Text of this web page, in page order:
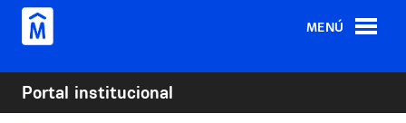
Pasar al contenido principal
MENÚ
Portal institucional